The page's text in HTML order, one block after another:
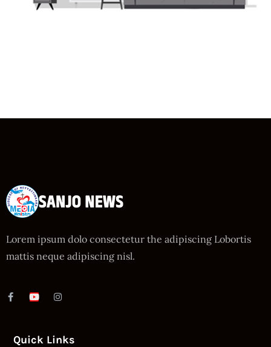
Lorem ipsum dolo consectetur the adipiscing Lobortis
mattis neque adipiscing nisl.
Quick Links